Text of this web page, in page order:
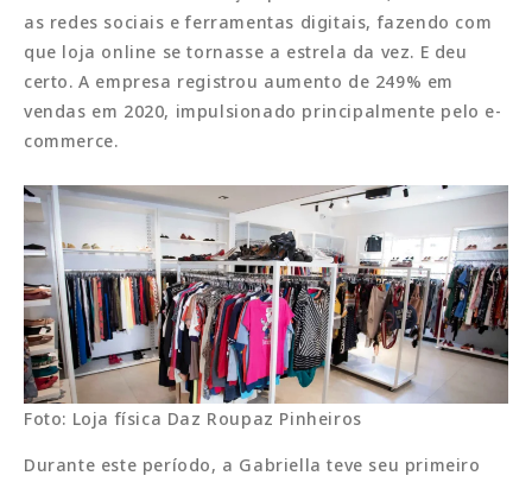
as redes sociais e ferramentas digitais, fazendo com
que loja online se tornasse a estrela da vez. E deu
certo. A empresa registrou aumento de 249% em
vendas em 2020, impulsionado principalmente pelo e-
commerce.
Foto: Loja física Daz Roupaz Pinheiros
Durante este período, a Gabriella teve seu primeiro